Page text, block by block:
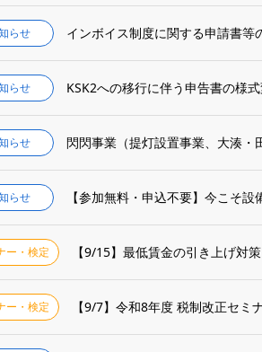
らせ インボイス制度に関する申請書等
らせ KSK2への移行に伴う申告書の様
らせ 閃閃事業（提灯設置事業、大湊・
らせ
ー・検定 【9/15】最低賃金の引き上げ対
ー・検定 【9/7】令和8年度 税制改正セミ